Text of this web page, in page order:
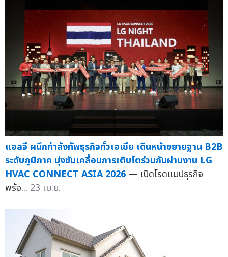
แอลจี ผนึกกำลังทัพธุรกิจทั่วเอเชีย เดินหน้าขยายฐาน B2B
ระดับภูมิภาค มุ่งขับเคลื่อนการเติบโตร่วมกันผ่านงาน LG
HVAC CONNECT ASIA 2026 — เปิดโรดแมปธุรกิจ
พร้อ... 23 เม.ย.